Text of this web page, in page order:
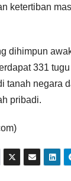
ketertiban
dihimpun
331
tanah negara
pribadi.